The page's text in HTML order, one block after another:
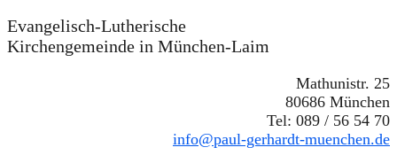
Evangelisch-Lutherische
Kirchengemeinde in München-Laim
Mathunistr. 25
80686 München
Tel: 089 / 56 54 70
info@paul-gerhardt-muenchen.de